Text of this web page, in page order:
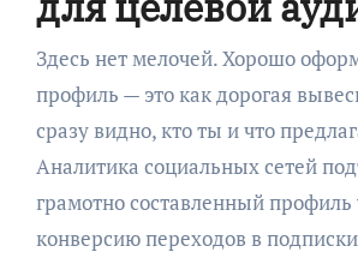
Здесь нет мелочей. Хорошо
профиль — это как дорогая
сразу видно, кто ты и что
Аналитика социальных сетей
грамотно составленный профиль
конверсию переходов в